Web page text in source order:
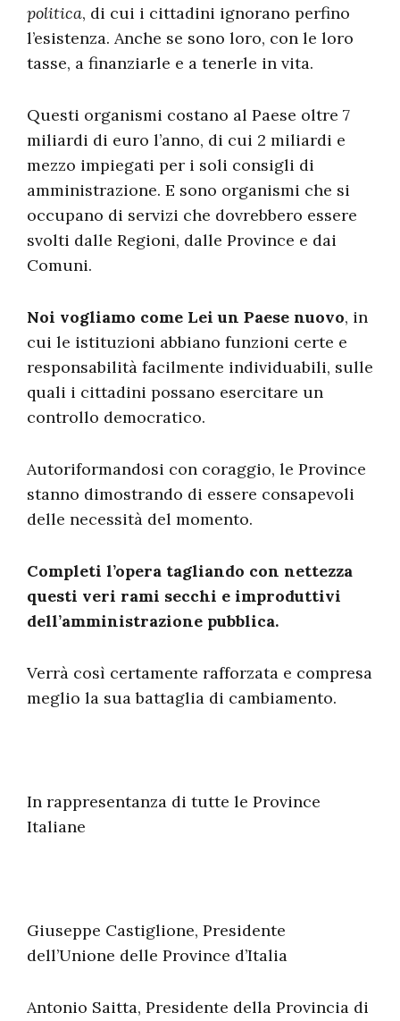
politica, di cui i cittadini ignorano perfino
l’esistenza. Anche se sono loro, con le loro
tasse, a finanziarle e a tenerle in vita.
Questi organismi costano al Paese oltre 7
miliardi di euro l’anno, di cui 2 miliardi e
mezzo impiegati per i soli consigli di
amministrazione. E sono organismi che si
occupano di servizi che dovrebbero essere
svolti dalle Regioni, dalle Province e dai
Comuni.
Noi vogliamo come Lei un Paese nuovo, in
cui le istituzioni abbiano funzioni certe e
responsabilità facilmente individuabili, sulle
quali i cittadini possano esercitare un
controllo democratico.
Autoriformandosi con coraggio, le Province
stanno dimostrando di essere consapevoli
delle necessità del momento.
Completi l’opera tagliando con nettezza
questi veri rami secchi e improduttivi
dell’amministrazione pubblica.
Verrà così certamente rafforzata e compresa
meglio la sua battaglia di cambiamento.
In rappresentanza di tutte le Province
Italiane
Giuseppe Castiglione, Presidente
dell’Unione delle Province d’Italia
Antonio Saitta, Presidente della Provincia di